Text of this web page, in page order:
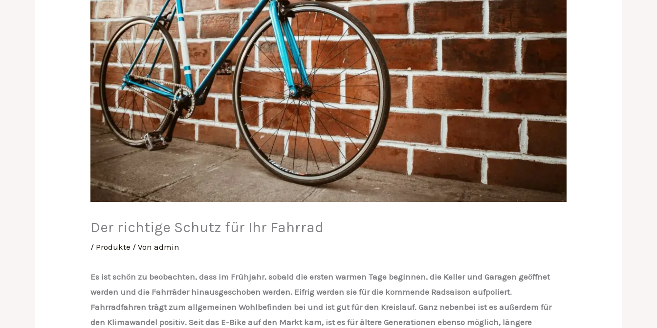
Der richtige Schutz für Ihr Fahrrad
/ Produkte / Vonadmin
Es ist schön zu beobachten, dass im Frühjahr, sobald die ersten warmen Tage beginnen, die Keller und Garagen geöffnet
werden und die Fahrräder hinausgeschoben werden. Eifrig werden sie für die kommende Radsaison aufpoliert.
Fahrradfahren trägt zum allgemeinen Wohlbefinden bei und ist gut für den Kreislauf. Ganz nebenbei ist es außerdem für
den Klimawandel positiv.Seit das E-Bike auf den Markt kam, ist es für ältere Generationen ebenso möglich, längere